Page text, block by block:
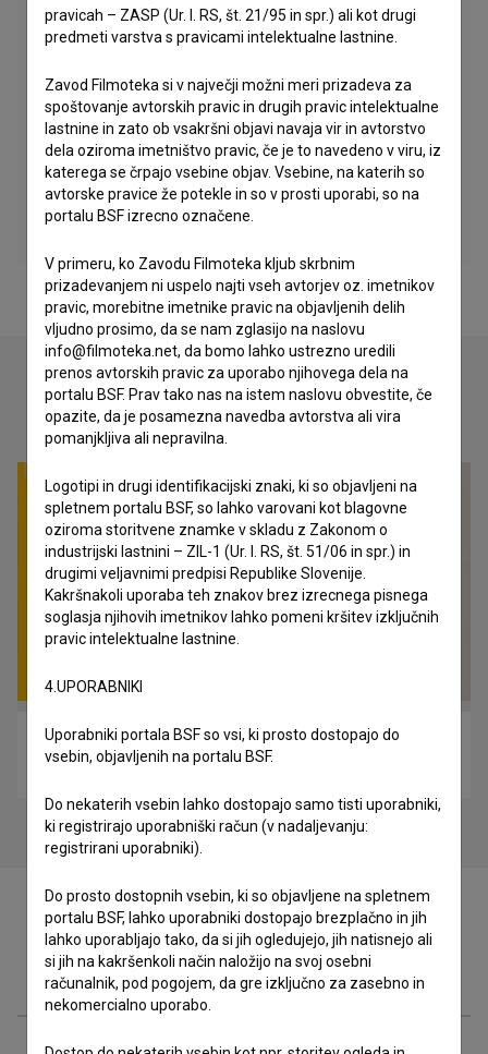
Oglejte si
Tistega lepega dne (1962)
komedija
Zasedba
pravicah – ZASP (Ur. l. RS, št. 21/95 in spr.) ali kot drugi
predmeti varstva s pravicami intelektualne lastnine.
Zavod Filmoteka si v največji možni meri prizadeva za
spoštovanje avtorskih pravic in drugih pravic intelektualne
lastnine in zato ob vsakršni objavi navaja vir in avtorstvo
dela oziroma imetništvo pravic, če je to navedeno v viru, iz
katerega se črpajo vsebine objav. Vsebine, na katerih so
avtorske pravice že potekle in so v prosti uporabi, so na
portalu BSF izrecno označene.
V primeru, ko Zavodu Filmoteka kljub skrbnim
prizadevanjem ni uspelo najti vseh avtorjev oz. imetnikov
pravic, morebitne imetnike pravic na objavljenih delih
vljudno prosimo, da se nam zglasijo na naslovu
info@filmoteka.net, da bomo lahko ustrezno uredili
prenos avtorskih pravic za uporabo njihovega dela na
portalu BSF. Prav tako nas na istem naslovu obvestite, če
opazite, da je posamezna navedba avtorstva ali vira
pomanjkljiva ali nepravilna.
Logotipi in drugi identifikacijski znaki, ki so objavljeni na
spletnem portalu BSF, so lahko varovani kot blagovne
oziroma storitvene znamke v skladu z Zakonom o
industrijski lastnini – ZIL-1 (Ur. l. RS, št. 51/06 in spr.) in
drugimi veljavnimi predpisi Republike Slovenije.
Kakršnakoli uporaba teh znakov brez izrecnega pisnega
soglasja njihovih imetnikov lahko pomeni kršitev izključnih
pravic intelektualne lastnine.
4.UPORABNIKI
Uporabniki portala BSF so vsi, ki prosto dostopajo do
vsebin, objavljenih na portalu BSF.
Do nekaterih vsebin lahko dostopajo samo tisti uporabniki,
ki registrirajo uporabniški račun (v nadaljevanju:
registrirani uporabniki).
Do prosto dostopnih vsebin, ki so objavljene na spletnem
portalu BSF, lahko uporabniki dostopajo brezplačno in jih
lahko uporabljajo tako, da si jih ogledujejo, jih natisnejo ali
si jih na kakršenkoli način naložijo na svoj osebni
računalnik, pod pogojem, da gre izključno za zasebno in
nekomercialno uporabo.